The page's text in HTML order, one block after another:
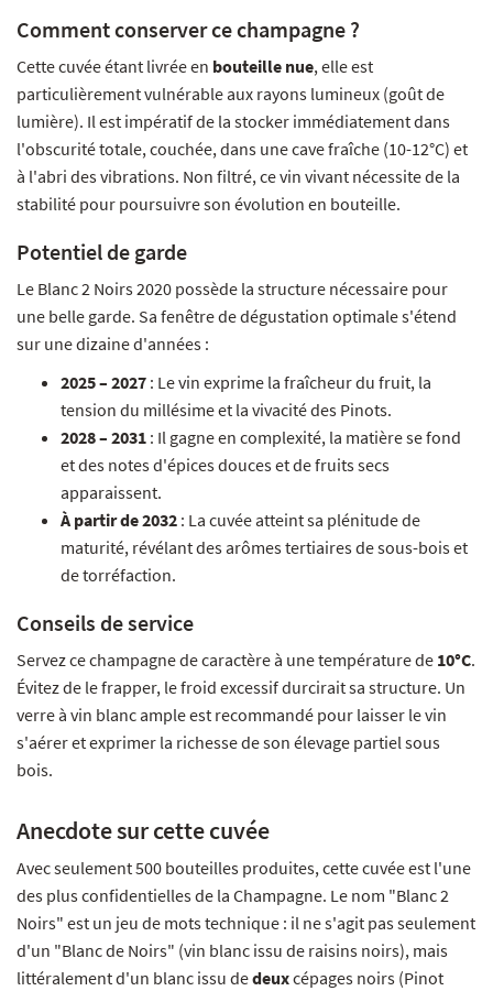
Comment conserver ce champagne ?
Cette cuvée étant livrée en bouteille nue, elle est
particulièrement vulnérable aux rayons lumineux (goût de
lumière). Il est impératif de la stocker immédiatement dans
l'obscurité totale, couchée, dans une cave fraîche (10-12°C) et
à l'abri des vibrations. Non filtré, ce vin vivant nécessite de la
stabilité pour poursuivre son évolution en bouteille.
Potentiel de garde
Le Blanc 2 Noirs 2020 possède la structure nécessaire pour
une belle garde. Sa fenêtre de dégustation optimale s'étend
sur une dizaine d'années :
2025 – 2027 : Le vin exprime la fraîcheur du fruit, la
tension du millésime et la vivacité des Pinots.
2028 – 2031 : Il gagne en complexité, la matière se fond
et des notes d'épices douces et de fruits secs
apparaissent.
À partir de 2032 : La cuvée atteint sa plénitude de
maturité, révélant des arômes tertiaires de sous-bois et
de torréfaction.
Conseils de service
Servez ce champagne de caractère à une température de 10°C.
Évitez de le frapper, le froid excessif durcirait sa structure. Un
verre à vin blanc ample est recommandé pour laisser le vin
s'aérer et exprimer la richesse de son élevage partiel sous
bois.
Anecdote sur cette cuvée
Avec seulement 500 bouteilles produites, cette cuvée est l'une
des plus confidentielles de la Champagne. Le nom "Blanc 2
Noirs" est un jeu de mots technique : il ne s'agit pas seulement
d'un "Blanc de Noirs" (vin blanc issu de raisins noirs), mais
littéralement d'un blanc issu dedeuxcépages noirs (Pinot